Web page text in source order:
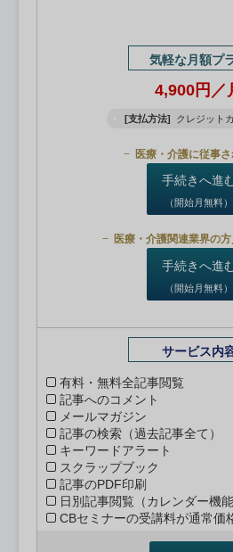
気軽な月額プ
4,900円／
[支払方法] クレジット
医療・介護に従事
手続きへ進
（開始月無料）
医療・介護関連業界の
手続きへ進
（開始月無料）
サービス内
有料・無料全記事閲覧
記事へのコメント
メールマガジン
記事の検索（過去記事全て）
キーワードアラート
スクラップブック
記事のPDF印刷
日別記事閲覧（カレンダー機能
CBセミナーの受講料が通常価